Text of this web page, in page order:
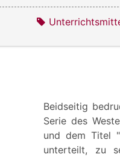
Beidseitig
Serie des
und dem Titel
unterteilt, zu